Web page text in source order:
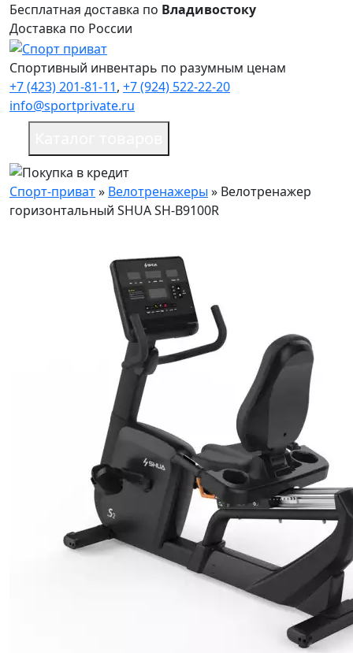
Бесплатная доставка по Владивостоку
Доставка по России
Спортивный инвентарь по разумным ценам
+7 (423) 201-81-11, +7 (924) 522-22-20
info@sportprivate.ru
Спорт-приват» Велотренажеры » Велотренажер
горизонтальный SHUA SH-B9100R